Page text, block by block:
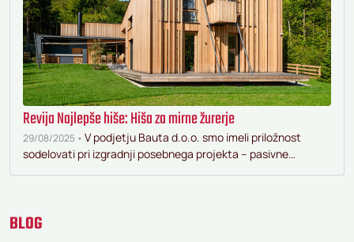
Revija Najlepše hiše: Hiša za mirne žurerje
29/08/2025 • V podjetju Bauta d.o.o. smo imeli priložnost
sodelovati pri izgradnji posebnega projekta – pasivne…
BLOG